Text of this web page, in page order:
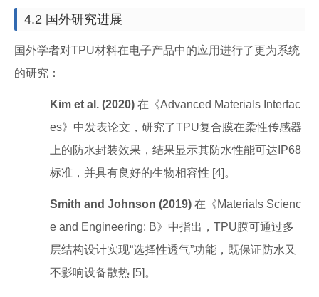
4.2 国外研究进展
国外学者对TPU材料在电子产品中的应用进行了更为系统
的研究：
Kim et al. (2020) 在《Advanced Materials Interfac
es》中发表论文，研究了TPU复合膜在柔性传感器
上的防水封装效果，结果显示其防水性能可达IP68
标准，并具有良好的生物相容性 [4]。
Smith and Johnson (2019) 在《Materials Scienc
e and Engineering: B》中指出，TPU膜可通过多
层结构设计实现“选择性透气”功能，既保证防水又
不影响设备散热 [5]。